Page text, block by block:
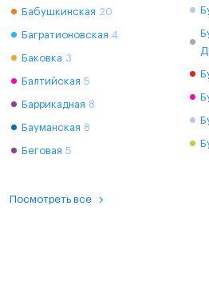
Бабушкинская 20
Багратионовская 4
Баковка 3
Балтийская 5
Баррикадная 8
Бауманская 8
Беговая 5
Посмотреть все